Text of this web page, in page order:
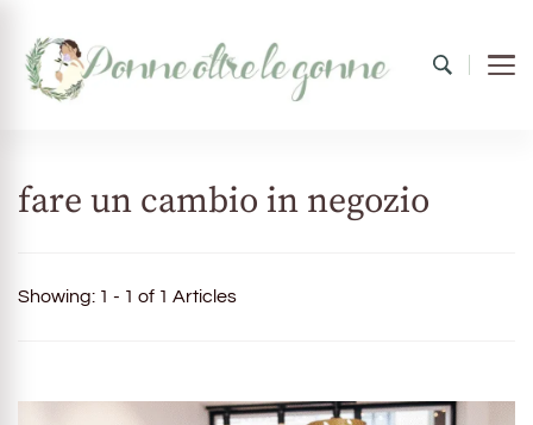
fare un cambio in negozio
Showing: 1 - 1 of 1 Articles